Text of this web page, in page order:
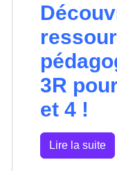
3R
et 4 !
Lire la suite